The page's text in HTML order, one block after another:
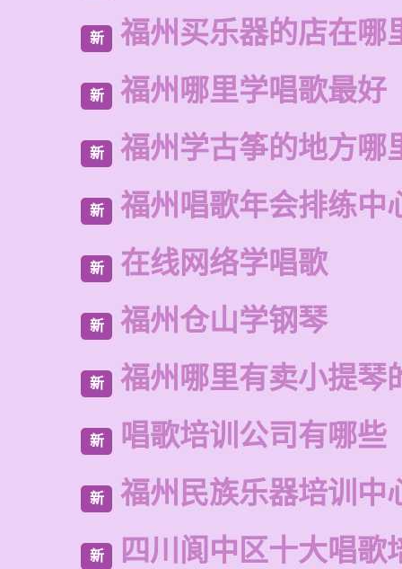
新 福州买乐器的店在哪
新 福州哪里学唱歌最好
新 福州学古筝的地方哪
新 福州唱歌年会排练中
新 在线网络学唱歌
新 福州仓山学钢琴
新 福州哪里有卖小提琴
新 唱歌培训公司有哪些
新 福州民族乐器培训中
新 四川阆中区十大唱歌